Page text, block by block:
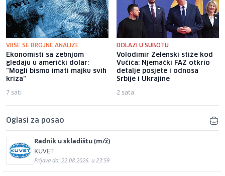
VRŠE SE BROJNE ANALIZE
Ekonomisti sa zebnjom
gledaju u američki dolar:
"Mogli bismo imati majku svih
kriza"
7 sati
DOLAZI U SUBOTU
Volodimir Zelenski stiže kod
Vučića: Njemački FAZ otkrio
detalje posjete i odnosa
Srbije i Ukrajine
2 sata
Oglasi za posao
Radnik u skladištu (m/ž)
KUVET
Prijava do: 22.08.2026. u 23:59